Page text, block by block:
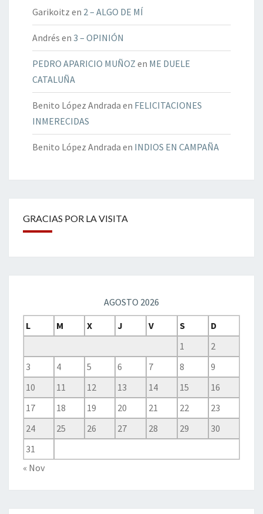
Garikoitz en 2 – ALGO DE MÍ
Andrés en 3 – OPINIÓN
PEDRO APARICIO MUÑOZ en ME DUELE
CATALUÑA
Benito López Andrada en FELICITACIONES
INMERECIDAS
Benito López Andrada en INDIOS EN CAMPAÑA
GRACIAS POR LA VISITA
AGOSTO 2026
L
M X J V S
D
1
2
3
4 5 6 7 8
9
10
11 12 13 14 15
16
17
18 19 20 21 22
23
24
25 26 27 28 29
30
31
« Nov